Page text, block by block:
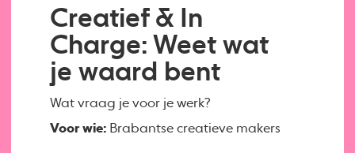
Creatief & In
Charge: Weet wat
je waard bent
Wat vraag je voor je werk?
Voor wie: Brabantse creatieve makers